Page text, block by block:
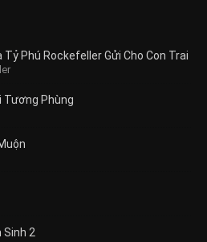
Tỷ Phú Rockefeller Gửi Cho Con Trai
Tương Phùng
Sinh 2